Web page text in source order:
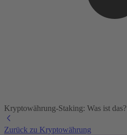
Kryptowährung-Staking: Was ist das?
Zurück zu Kryptowährung